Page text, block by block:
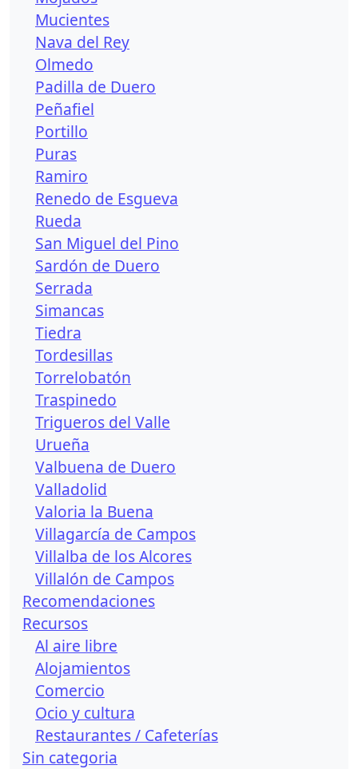
Mucientes
Nava del Rey
Olmedo
Padilla de Duero
Peñafiel
Portillo
Puras
Ramiro
Renedo de Esgueva
Rueda
San Miguel del Pino
Sardón de Duero
Serrada
Simancas
Tiedra
Tordesillas
Torrelobatón
Traspinedo
Trigueros del Valle
Urueña
Valbuena de Duero
Valladolid
Valoria la Buena
Villagarcía de Campos
Villalba de los Alcores
Villalón de Campos
Recomendaciones
Recursos
Al aire libre
Alojamientos
Comercio
Ocio y cultura
Restaurantes / Cafeterías
Sin categori­a